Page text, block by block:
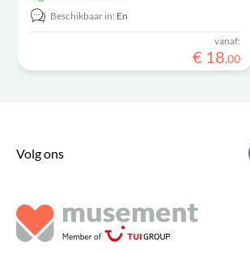
Beschikbaar in: En
vanaf:
€ 18,00
Volg ons